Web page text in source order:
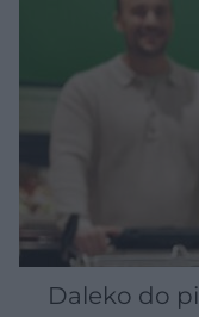
Daleko do